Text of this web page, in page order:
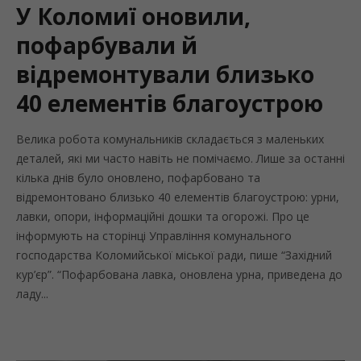
У Коломиї оновили,
пофарбували й
відремонтували близько
40 елементів благоустрою
Велика робота комунальників складається з маленьких
деталей, які ми часто навіть не помічаємо. Лише за останні
кілька днів було оновлено, пофарбовано та
відремонтовано близько 40 елементів благоустрою: урни,
лавки, опори, інформаційні дошки та огорожі. Про це
інформують на сторінці Управління комунального
господарства Коломийської міської ради, пише “Західний
кур’єр”. “Пофарбована лавка, оновлена урна, приведена до
ладу...